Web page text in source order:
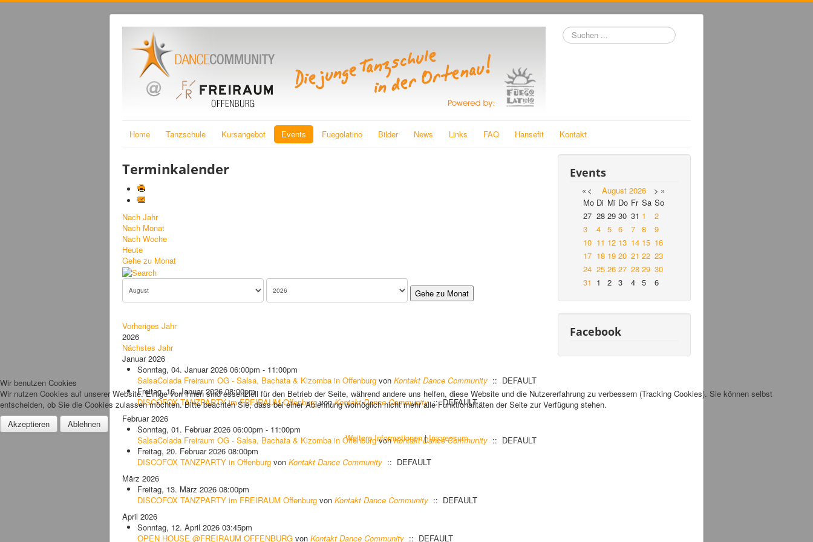
Suchen
...
Home Tanzschule Kursangebot Events Fuegolatino Bilder News Links FAQ Hansefit Kontakt
Terminkalender
Nach Jahr
Nach Monat
Nach Woche
Heute
Gehe zu Monat
Gehe zu Monat
Vorheriges Jahr
2026
Nächstes Jahr
Januar 2026
Sonntag, 04. Januar 2026 06:00pm - 11:00pm
SalsaColada Freiraum OG - Salsa, Bachata & Kizomba in Offenburg von Kontakt Dance Community :: DEFAULT
Freitag, 16. Januar 2026 08:00pm
DISCOFOX TANZPARTY im FREIRAUM Offenburgvon Kontakt Dance Community:: DEFAULT
Februar 2026
Sonntag, 01. Februar 2026 06:00pm - 11:00pm
SalsaColada Freiraum OG - Salsa, Bachata & Kizomba in Offenburgvon Kontakt Dance Community :: DEFAULT
Freitag, 20. Februar 2026 08:00pm
DISCOFOX TANZPARTY in Offenburg von Kontakt Dance Community :: DEFAULT
März 2026
Freitag, 13. März 2026 08:00pm
DISCOFOX TANZPARTY im FREIRAUM Offenburg von Kontakt Dance Community :: DEFAULT
April 2026
Sonntag, 12. April 2026 03:45pm
OPEN HOUSE @FREIRAUM OFFENBURG von Kontakt Dance Community :: DEFAULT
Events
« < August 2026 > »
Mo Di Mi Do Fr Sa So
27 28 29 30 31 1
2
3
4 5 6 7 8
9
10 11 12 13 14 15 16
17 18 19 20 21 22 23
24 25 26 27 28 29 30
31 1 2 3 4 5 6
Facebook
Wir benutzen Cookies
Wir nutzen Cookies auf unserer Website. Einige von ihnen sind essenziell für den Betrieb der Seite, während andere uns helfen, diese Website und die Nutzererfahrung zu verbessern (Tracking Cookies). Sie können selbst
entscheiden, ob Sie die Cookies zulassen möchten. Bitte beachten Sie, dass bei einer Ablehnung womöglich nicht mehr alle Funktionalitäten der Seite zur Verfügung stehen.
Akzeptieren
Ablehnen
Weitere Informationen|Impressum